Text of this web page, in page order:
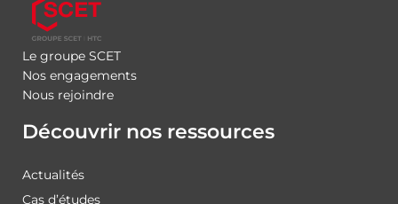
Le groupe SCET
Nos engagements
Nous rejoindre
Découvrir nos ressources
Actualités
Cas d’études